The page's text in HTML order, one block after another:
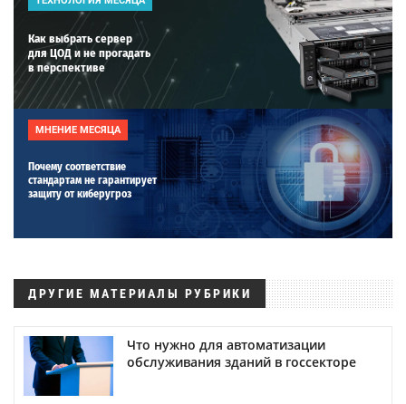
Как выбрать сервер
для ЦОД и не прогадать
в перспективе
МНЕНИЕ МЕСЯЦА
Почему соответствие
стандартам не гарантирует
защиту от киберугроз
ДРУГИЕ МАТЕРИАЛЫ РУБРИКИ
Что нужно для автоматизации
обслуживания зданий в госсекторе